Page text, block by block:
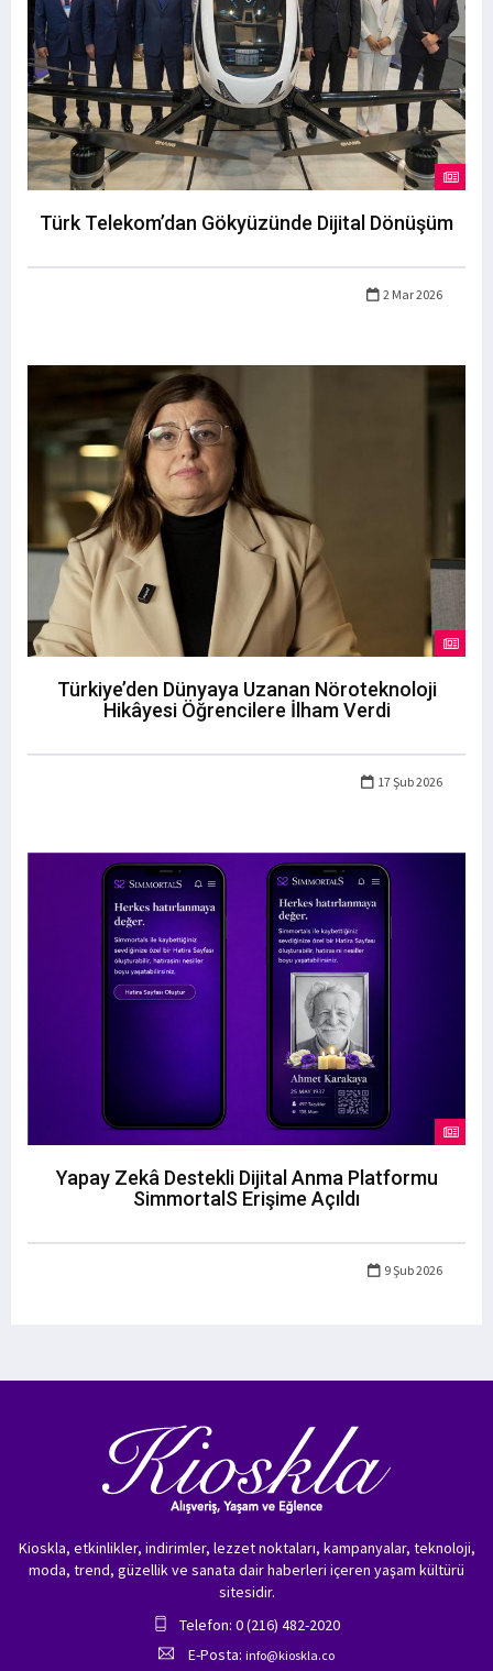
Türk Telekom’dan Gökyüzünde Dijital Dönüşüm
2 Mar 2026
Türkiye’den Dünyaya Uzanan Nöroteknoloji
Hikâyesi Öğrencilere İlham Verdi
17 Şub 2026
Yapay Zekâ Destekli Dijital Anma Platformu
SimmortalS Erişime Açıldı
9 Şub 2026
Kioskla, etkinlikler, indirimler, lezzet noktaları, kampanyalar, teknoloji,
moda, trend, güzellik ve sanata dair haberleri içeren yaşam kültürü
sitesidir.
Telefon: 0 (216) 482-2020
E-Posta: info@kioskla.co